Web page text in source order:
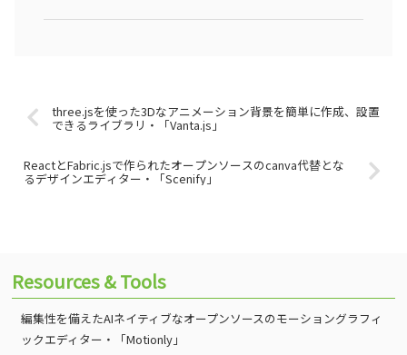
three.jsを使った3Dなアニメーション背景を簡単に作成、設置
できるライブラリ・「Vanta.js」
ReactとFabric.jsで作られたオープンソースのcanva代替とな
るデザインエディター・「Scenify」
Resources & Tools
編集性を備えたAIネイティブなオープンソースのモーショングラフィ
ックエディター・「Motionly」